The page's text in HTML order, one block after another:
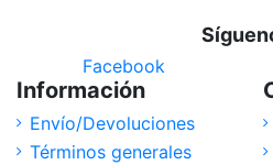
Facebook
Información
Envío/Devoluciones
Términos generales